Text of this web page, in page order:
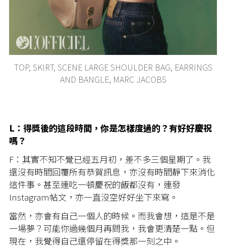
TOP, SKIRT, SCENE LARGE SHOULDER BAG, EARRINGS
AND BANGLE, MARC JACOBS
L：得獎後的這段時間，你是怎樣度過的？有好好慶祝
嗎？
F：其實不知不覺已經五月初，差不多三個星期了。我
還沒有時間回覆所有恭賀訊息，亦沒有時間靜下來消化
這件事。甚至連吃一頓慶祝的飯都沒有，連發
Instagram帖文，亦一直沒空好好坐下來寫。
當然，亦會有自己一個人的時候。而我會想，這是不是
一場夢？可能你過幾個月再問我，我會更清楚一點。但
現在，我覺得自己還停留在得獎那一刻之中。